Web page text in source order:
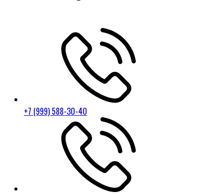
+7 (999) 588-30-40